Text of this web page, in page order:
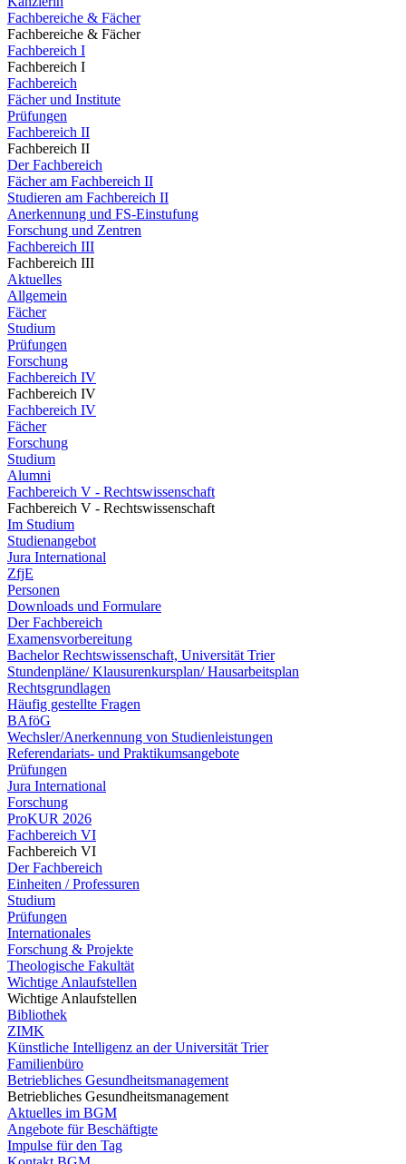
Fachbereiche & Fächer
Fachbereiche & Fächer
Fachbereich I
Fachbereich I
Fachbereich
Fächer und Institute
Prüfungen
Fachbereich II
Fachbereich II
Der Fachbereich
Fächer am Fachbereich II
Studieren am Fachbereich II
Anerkennung und FS-Einstufung
Forschung und Zentren
Fachbereich III
Fachbereich III
Aktuelles
Allgemein
Fächer
Studium
Prüfungen
Forschung
Fachbereich IV
Fachbereich IV
Fachbereich IV
Fächer
Forschung
Studium
Alumni
Fachbereich V - Rechtswissenschaft
Fachbereich V - Rechtswissenschaft
Im Studium
Studienangebot
Jura International
ZfjE
Personen
Downloads und Formulare
Der Fachbereich
Examensvorbereitung
Bachelor Rechtswissenschaft, Universität Trier
Stundenpläne/ Klausurenkursplan/ Hausarbeitsplan
Rechtsgrundlagen
Häufig gestellte Fragen
BAföG
Wechsler/Anerkennung von Studienleistungen
Referendariats- und Praktikumsangebote
Prüfungen
Jura International
Forschung
ProKUR 2026
Fachbereich VI
Fachbereich VI
Der Fachbereich
Einheiten / Professuren
Studium
Prüfungen
Internationales
Forschung & Projekte
Theologische Fakultät
Wichtige Anlaufstellen
Wichtige Anlaufstellen
Bibliothek
ZIMK
Künstliche Intelligenz an der Universität Trier
Familienbüro
Betriebliches Gesundheitsmanagement
Betriebliches Gesundheitsmanagement
Aktuelles im BGM
Angebote für Beschäftigte
Impulse für den Tag